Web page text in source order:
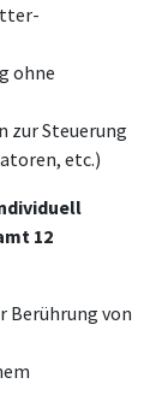
ohne
zur Steuerung
etc.)
12
Berührung von